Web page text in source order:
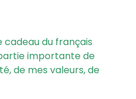
cadeau du français
importante de
de mes valeurs, de